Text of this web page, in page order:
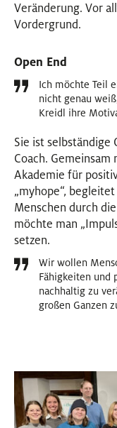
Veränderung. Vor
Vordergrund.
Open End
Ich möchte Teil
nicht genau
Kreidl ihre
Sie ist selbständige
Coach.
Akademie für
„myhope“,
Menschen durch
möchte man
setzen.
Wir wollen
Fähigkeiten und
nachhaltig zu
großen Ganzen